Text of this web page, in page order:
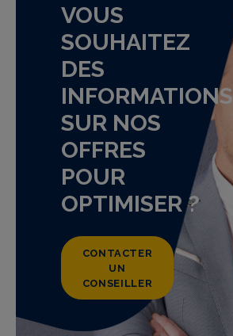
VOUS
SOUHAITEZ
DES
INFORMATIONS
SUR NOS
OFFRES
POUR
OPTIMISER ?
CONTACTER
UN
CONSEILLER